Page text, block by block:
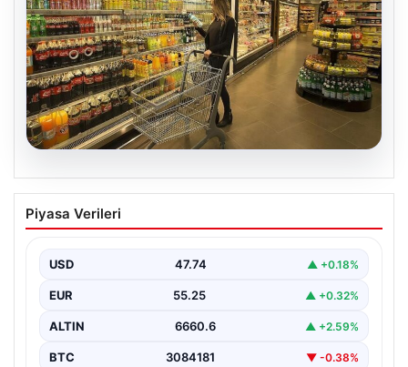
07.08.2026
Enflasyon verileri ne zaman
açıklanacak? 2026 TÜİK mart ayı
Piyasa Verileri
USD 47.74 ▲ +0.18%
EUR 55.25 ▲ +0.32%
ALTIN 6660.6 ▲ +2.59%
BTC 3084181 ▼ -0.38%